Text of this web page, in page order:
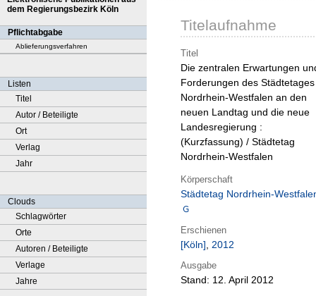
dem Regierungsbezirk Köln
Pflichtabgabe
Ablieferungsverfahren
Listen
Titel
Autor / Beteiligte
Ort
Verlag
Jahr
Clouds
Schlagwörter
Orte
Autoren / Beteiligte
Verlage
Jahre
Titelaufnahme
Titel
Die zentralen Erwartungen
Forderungen des Städtetages
Nordrhein-Westfalen an den
neuen Landtag und die neue
Landesregierung :
(Kurzfassung) / Städtetag
Nordrhein-Westfalen
Körperschaft
Städtetag Nordrhein-
Erschienen
[Köln], 2012
Ausgabe
Stand: 12. April 2012